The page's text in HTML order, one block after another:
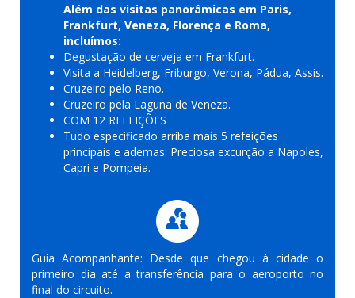
Além das visitas panorâmicas em Paris,
Frankfurt, Veneza, Florença e Roma,
incluímos:
Degustação de cerveja em Frankfurt.
Visita a Heidelberg, Friburgo, Verona, Pádua, Assis.
Cruzeiro pelo Reno.
Cruzeiro pela Laguna de Veneza.
COM 12 REFEIÇÕES
Tudo especificado arriba mais 5 refeições
principais e ademas: Preciosa excurção a Napoles,
Capri e Pompeia.
Guia Acompanhante: Desde que chegou à cidade o
primeiro dia até a transferência para o aeroporto no
final do circuito.